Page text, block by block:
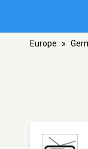
Europe »